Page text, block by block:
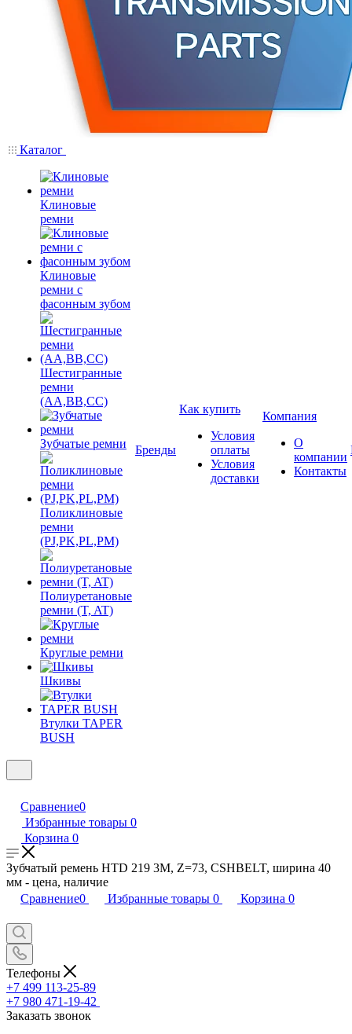
Каталог
Клиновые
ремни
Клиновые
ремни с
фасонным зубом
Шестигранные
ремни
(AA,BB,CC)
Зубчатые ремни
Поликлиновые
ремни
(PJ,PK,PL,PM)
Полиуретановые
ремни (T, AT)
Круглые ремни
Шкивы
Втулки TAPER
BUSH
Бренды
Как купить
Условия
оплаты
Условия
доставки
Компания
О
компании
Контакты
Сравнение0
Избранные товары 0
Корзина 0
Зубчатый ремень HTD 219 3M, Z=73, CSHBELT, ширина 40
мм - цена, наличие
Сравнение0 Избранные товары 0 Корзина 0
Телефоны
+7 499 113-25-89
+7 980 471-19-42
Заказать звонок